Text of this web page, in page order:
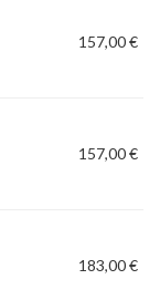
157,00 €
157,00 €
183,00 €